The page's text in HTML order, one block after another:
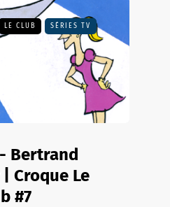
LE CLUB SÉRIES TV
Bertrand
Croque Le
#7